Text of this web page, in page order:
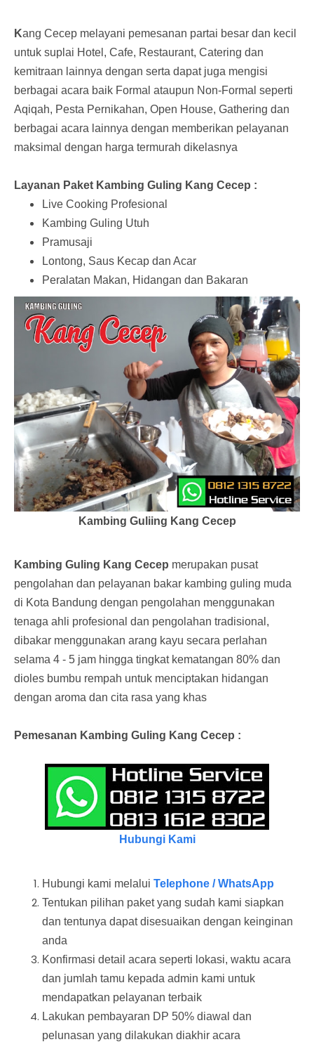
Kang Cecep melayani pemesanan partai besar dan kecil
untuk suplai Hotel, Cafe, Restaurant, Catering dan
kemitraan lainnya dengan serta dapat juga mengisi
berbagai acara baik Formal ataupun Non-Formal seperti
Aqiqah, Pesta Pernikahan, Open House, Gathering dan
berbagai acara lainnya dengan memberikan pelayanan
maksimal dengan harga termurah dikelasnya
Layanan Paket Kambing Guling Kang Cecep :
Live Cooking Profesional
Kambing Guling Utuh
Pramusaji
Lontong, Saus Kecap dan Acar
Peralatan Makan, Hidangan dan Bakaran
Kambing Guliing Kang Cecep
Kambing Guling Kang Cecep merupakan pusat
pengolahan dan pelayanan bakar kambing guling muda
di Kota Bandung dengan pengolahan menggunakan
tenaga ahli profesional dan pengolahan tradisional,
dibakar menggunakan arang kayu secara perlahan
selama 4 - 5 jam hingga tingkat kematangan 80% dan
dioles bumbu rempah untuk menciptakan hidangan
dengan aroma dan cita rasa yang khas
Pemesanan Kambing Guling Kang Cecep :
Hubungi Kami
Hubungi kami melalui Telephone / WhatsApp
Tentukan pilihan paket yang sudah kami siapkan
dan tentunya dapat disesuaikan dengan keinginan
anda
Konfirmasi detail acara seperti lokasi, waktu acara
dan jumlah tamu kepada admin kami untuk
mendapatkan pelayanan terbaik
Lakukan pembayaran DP 50% diawal dan
pelunasan yang dilakukan diakhir acara